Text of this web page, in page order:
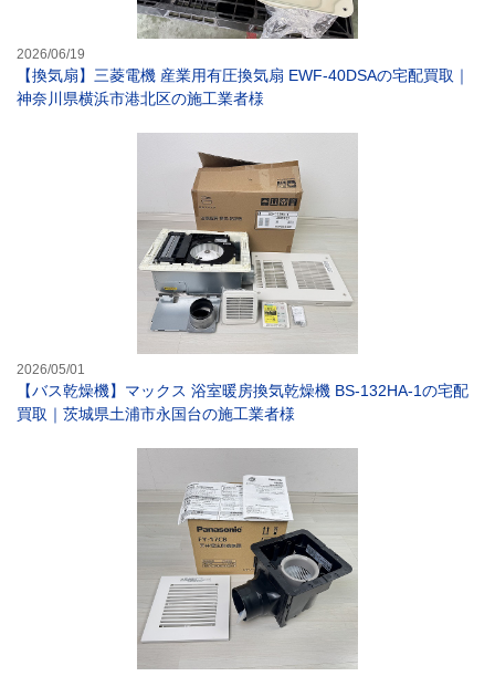
2026/06/19
【換気扇】三菱電機 産業用有圧換気扇 EWF-40DSAの宅配買取｜
神奈川県横浜市港北区の施工業者様
2026/05/01
【バス乾燥機】マックス 浴室暖房換気乾燥機 BS-132HA-1の宅配
買取｜茨城県土浦市永国台の施工業者様